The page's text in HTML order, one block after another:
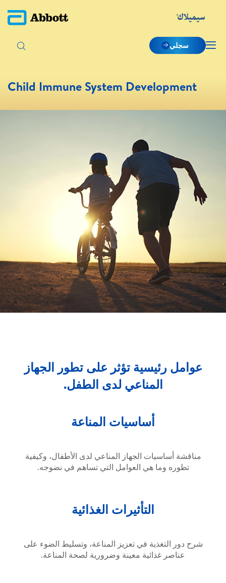
سجلي
Child Immune System Development
عوامل رئيسية تؤثر على تطور الجهاز
المناعي لدى الطفل.
أساسيات المناعة
مناقشة أساسيات الجهاز المناعي لدى الأطفال، وكيفية
تطوره وما هي العوامل التي تساهم في نضوجه.
التأثيرات الغذائية
شرح دور التغذية في تعزيز المناعة، وتسليط الضوء على
عناصر غذائية معينة وضرورية لصحة المناعة.